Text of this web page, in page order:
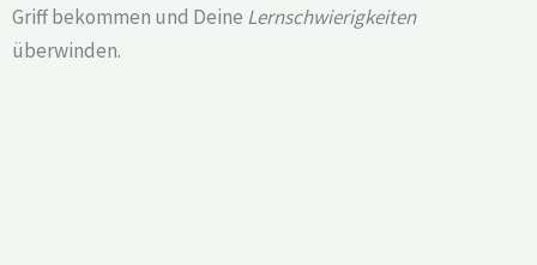
Griff bekommen und Deine Lernschwierigkeiten
überwinden.